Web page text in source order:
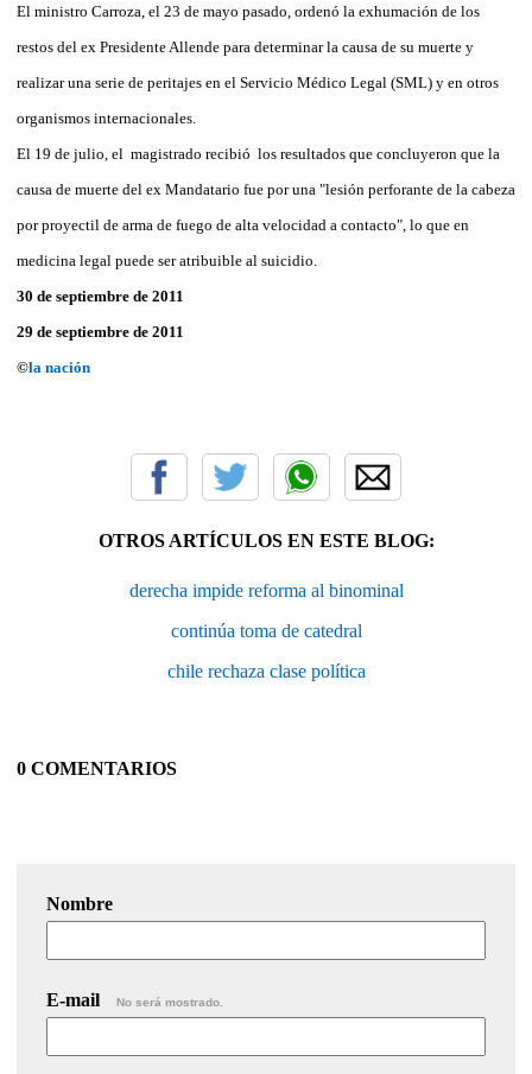
El ministro Carroza, el 23 de mayo pasado, ordenó la exhumación de los
restos del ex Presidente Allende para determinar la causa de su muerte y
realizar una serie de peritajes en el Servicio Médico Legal (SML) y en otros
organismos internacionales.
El 19 de julio, el magistrado recibió los resultados que concluyeron que la
causa de muerte del ex Mandatario fue por una "lesión perforante de la cabeza
por proyectil de arma de fuego de alta velocidad a contacto", lo que en
medicina legal puede ser atribuible al suicidio.
30 de septiembre de 2011
29 de septiembre de 2011
©la nación
OTROS ARTÍCULOS EN ESTE BLOG:
derecha impide reforma al binominal
continúa toma de catedral
chile rechaza clase política
0 COMENTARIOS
Nombre
E-mail No será mostrado.